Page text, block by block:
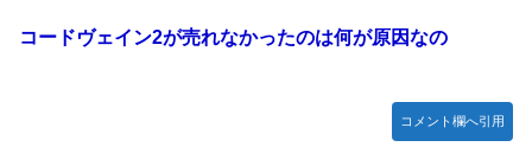
コードヴェイン2が売れなかったのは何が原因なの
コメント欄へ引用